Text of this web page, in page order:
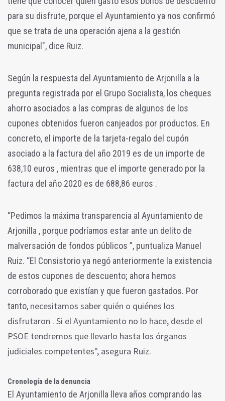
para su disfrute, porque el Ayuntamiento ya nos confirmó
que se trata de una operación ajena a la gestión
municipal", dice Ruiz.
Según la respuesta del Ayuntamiento de Arjonilla a la
pregunta registrada por el Grupo Socialista, los cheques
ahorro asociados a las compras de algunos de los
cupones obtenidos fueron canjeados por productos. En
concreto, el importe de la tarjeta-regalo del cupón
asociado a la factura del año 2019 es de un importe de
638,10 euros , mientras que el importe generado por la
factura del año 2020 es de 688,86 euros .
“Pedimos la máxima transparencia al Ayuntamiento de
Arjonilla , porque podríamos estar ante un delito de
malversación de fondos públicos ”, puntualiza Manuel
Ruiz. “El Consistorio ya negó anteriormente la existencia
de estos cupones de descuento; ahora hemos
corroborado que existían y que fueron gastados. Por
tanto, necesitamos saber quién o quiénes los
disfrutaron . Si el Ayuntamiento no lo hace, desde el
PSOE tendremos que llevarlo hasta los órganos
judiciales competentes", asegura Ruiz.
Cronología de la denuncia
El Ayuntamiento de Arjonilla lleva años comprando las